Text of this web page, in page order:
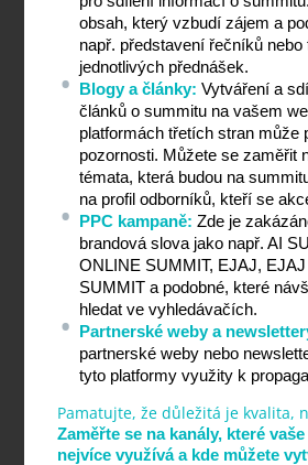
obsah, který vzbudí zájem a
např. představení řečníků nebo
jednotlivých přednášek.
Blogy a články: Vytváření a
článků o summitu na vašem
platformách třetích stran může
pozornosti. Můžete se zaměřit
témata, která budou na
na profil odborníků, kteří se
PPC kampaně: Zde je
brandová slova jako např. AI
ONLINE SUMMIT, EJAJ,
SUMMIT a podobné, které
hledat ve vyhledávačích.
Partnerské weby a
partnerské weby nebo
tyto platformy využity k
Pamatujte, že důležitá je kvalita,
Zaměřte se na kanály, které
nejvíce využívá a kde můžete